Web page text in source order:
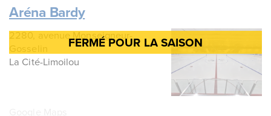
Aréna Bardy
2280, avenue Monseigneur-
Gosselin
La Cité-Limoilou